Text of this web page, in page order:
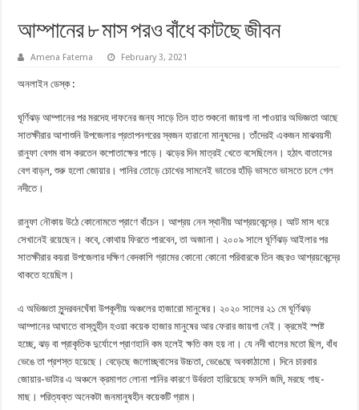
আম্পানের ৮ মাস পরও বাঁধে কাটছে জীবন
Amena Fatema February 3, 2021
অনলাইন ডেস্ক :
ঘূর্ণিঝড় আম্পানের পর মরদেহ দাফনের জন্য সাড়ে তিন হাত শুকনো জায়গা না পাওয়ার অভিজ্ঞতা আছে
সাতক্ষীরার আশাশুনি উপজেলার প্রতাপনগরের স্বজন হারানো মানুষদের। তাঁদেরই একজন মাঝবয়সী
রানুফা বেগম বাস করতেন কপোতাক্ষের পাড়ে। ঝড়ের দিন মাত্রই খেতে বসেছিলেন। হঠাৎ বাতাসের
বেগ বাড়ল, শুরু হলো জোয়ার। পানির তোড়ে চোখের সামনেই ভাতের হাঁড়ি ভাসতে ভাসতে চলে গেল
নদীতে।
রানুফা নৌকায় উঠে কোনোমতে প্রাণে বাঁচেন। আশ্রয় নেন স্থানীয় আশ্রয়কেন্দ্রে। আট মাস ধরে
সেখানেই রয়েছেন। কবে, কোথায় ফিরতে পারবেন, তা অজানা। ২০০৯ সালে ঘূর্ণিঝড় আইলার পর
সাতক্ষীরার কয়রা উপজেলার দক্ষিণ বেদকাশি গ্রামের কোনো কোনো পরিবারকে তিন বছরও আশ্রয়কেন্দ্রে
থাকতে হয়েছিল।
এ অভিজ্ঞতা সুন্দরবনঘেঁষা উপকূলীয় অঞ্চলের হাজারো মানুষের। ২০২০ সালের ২১ মে ঘূর্ণিঝড়
আম্পানের আঘাতে বাস্তুহীন হওয়া কয়েক হাজার মানুষের আর ফেরার জায়গা নেই। ক্রমেই স্পষ্ট
হচ্ছে, ঝড় বা প্রাকৃতিক দুর্যোগে প্রাণহানি কম হলেই ক্ষতি কম হয় না। যে নদী খালের মতো ছিল, বাঁধ
ভেঙে তা প্রশস্ত হয়েছে। বেড়েছে জলোচ্ছ্বাসের উচ্চতা, ভেঙেছে অবকাঠামো। দিনে চারবার
জোয়ার-ভাটার এ অঞ্চলে ক্রমাগত লোনা পানির কারণে উর্বরতা হারিয়েছে ফসলি জমি, মরছে গাছ-
মাছ। পরিত্যক্ত অনেকটা জনমানুষহীন কয়েকটি গ্রাম।